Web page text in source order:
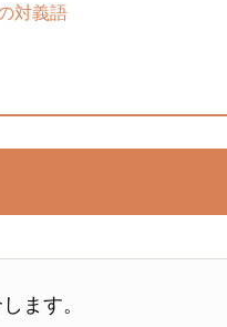
対義語
ます。